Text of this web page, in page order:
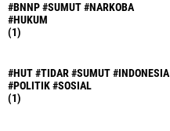
#BNNP #SUMUT #NARKOBA
#HUKUM
(1)
#HUT #TIDAR #SUMUT #INDONESIA
#POLITIK #SOSIAL
(1)